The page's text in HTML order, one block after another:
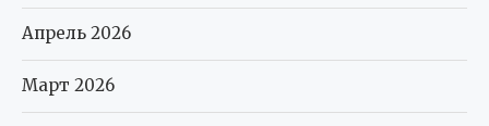
Апрель 2026
Март 2026